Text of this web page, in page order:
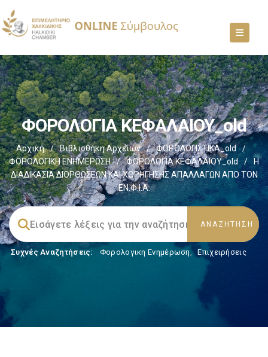
ΦΟΡΟΛΟΓΙΑ ΚΕΦΑΛΑΙΟΥ_old
Αρχική / Βιβλιοθήκη Αρχείων / ΦΟΡΟΛΟΓΙΣΤΙΚΑ_old
/
ΦΟΡΟΛΟΓΙΚΗ ΕΝΗΜΕΡΩΣΗ
/ ΦΟΡΟΛΟΓΙΑ ΚΕΦΑΛΑΙΟΥ_old /
Η
ΔΙΑΔΙΚΑΣΙΑ ΔΙΟΡΘΩΣΕΩΝ ΚΑΙ ΧΟΡΗΓΗΣΗΣ ΑΠΑΛΛΑΓΩΝ ΑΠΟ ΤΟΝ
ΕΝ.Φ.Ι.Α.
Συχνές Αναζητήσεις: Φορολογικη Ενημέρωση, Επιχειρήσεις